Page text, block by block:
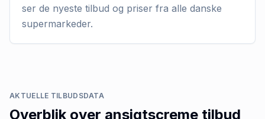
ser de nyeste tilbud og priser fra alle danske
supermarkeder.
AKTUELLE TILBUDSDATA
Overblik over ansigtscreme tilbud